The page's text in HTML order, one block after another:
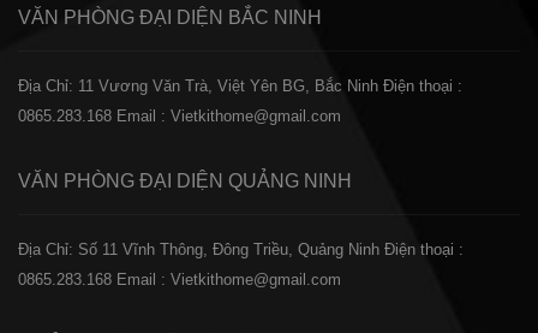
VĂN PHÒNG ĐẠI DIỆN BẮC NINH
Địa Chỉ: 11 Vương Văn Trà, Việt Yên BG, Bắc Ninh Điện thoại :
0865.283.168 Email : Vietkithome@gmail.com
VĂN PHÒNG ĐẠI DIỆN QUẢNG NINH
Địa Chỉ: Số 11 Vĩnh Thông, Đông Triều, Quảng Ninh Điện thoại :
0865.283.168 Email : Vietkithome@gmail.com